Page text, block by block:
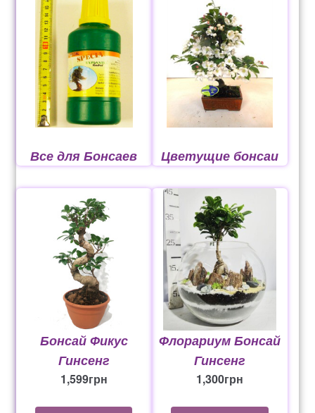
Оформление заказа
Рахунок 1060
Рахунок 1606
рахунок 4180
рахунок 4500
Рахунок 5200
рахунок 765
Рахунок 936
Все для Бонсаев Цветущие бонсаи
Бонсай Фикус
Гинсенг
1,599грн
Флорариум Бонсай
Гинсенг
1,300грн